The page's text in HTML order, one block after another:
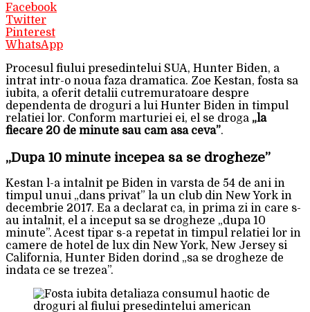
Facebook
Twitter
Pinterest
WhatsApp
Procesul fiului presedintelui SUA, Hunter Biden, a
intrat intr-o noua faza dramatica. Zoe Kestan, fosta sa
iubita, a oferit detalii cutremuratoare despre
dependenta de droguri a lui Hunter Biden in timpul
relatiei lor. Conform marturiei ei, el se droga „la
fiecare 20 de minute sau cam asa ceva”.
„Dupa 10 minute incepea sa se drogheze”
Kestan l-a intalnit pe Biden in varsta de 54 de ani in
timpul unui „dans privat” la un club din New York in
decembrie 2017. Ea a declarat ca, in prima zi in care s-
au intalnit, el a inceput sa se drogheze „dupa 10
minute”. Acest tipar s-a repetat in timpul relatiei lor in
camere de hotel de lux din New York, New Jersey si
California, Hunter Biden dorind „sa se drogheze de
indata ce se trezea”.